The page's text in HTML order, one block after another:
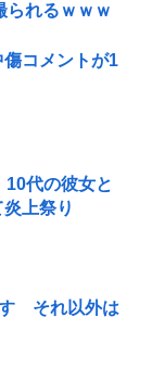
られるｗｗｗ
コメントが1
代の彼女と
上祭り
す それ以外は